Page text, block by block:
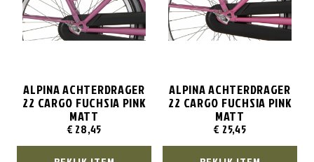
ALPINA ACHTERDRAGER
22 CARGO FUCHSIA PINK
MATT
€ 28,45
ALPINA ACHTERDRAGER
22 CARGO FUCHSIA PINK
MATT
€ 25,45